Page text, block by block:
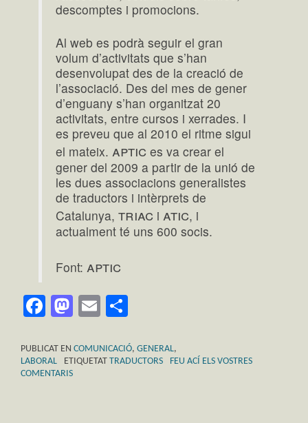
descomptes i promocions.
Al web es podrà seguir el gran
volum d’activitats que s’han
desenvolupat des de la creació de
l’associació. Des del mes de gener
d’enguany s’han organitzat 20
activitats, entre cursos i xerrades. I
es preveu que al 2010 el ritme sigui
el mateix.aptic es va crear el
gener del 2009 a partir de la unió de
les dues associacions generalistes
de traductors i intèrprets de
Catalunya,triac iatic, i
actualment té uns 600 socis.
Font:aptic
Facebook
Mastodon
Email
PUBLICAT EN COMUNICACIÓ, GENERAL,
LABORAL
ETIQUETAT TRADUCTORS
FEU ACÍ ELS VOSTRES
COMENTARIS